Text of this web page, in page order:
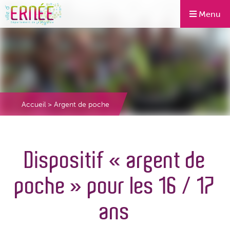
Menu
Accueil > Argent de poche
Dispositif « argent de
poche » pour les 16 / 17
ans